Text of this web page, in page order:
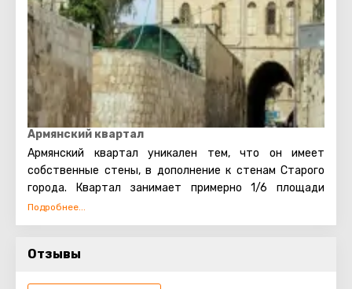
Армянский квартал
Армянский квартал уникален тем, что он имеет
собственные стены, в дополнение к стенам Старого
города. Квартал занимает примерно 1/6 площади
старого города, и в нем живут около 2000 армян – как
светских, так и религиозных.
На сегодняшний день основным источником дохода
Отзывы